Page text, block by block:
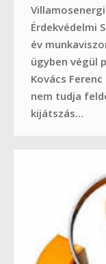
Érdekvédelmi
év
ügyben végül
Kovács
nem tudja
kijátszás…